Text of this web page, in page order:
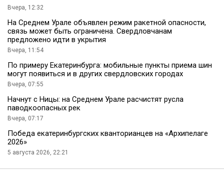
Вчера, 12:32
На Среднем Урале объявлен режим ракетной опасности,
связь может быть ограничена. Свердловчанам
предложено идти в укрытия
Вчера, 11:54
По примеру Екатеринбурга: мобильные пункты приема шин
могут появиться и в других свердловских городах
Вчера, 07:55
Начнут с Ницы: на Среднем Урале расчистят русла
паводкоопасных рек
Вчера, 07:17
Победа екатеринбургских кванторианцев на «Архипелаге
2026»
5 августа 2026, 22:21